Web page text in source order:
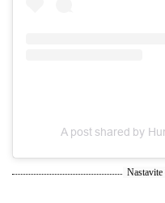
A post shared by
Nastavite